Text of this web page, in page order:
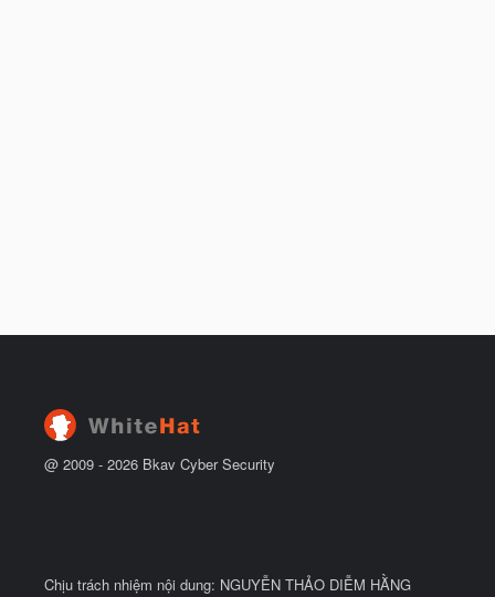
@ 2009 - 2026 Bkav Cyber Security
Chịu trách nhiệm nội dung: NGUYỄN THẢO DIỄM HẰNG